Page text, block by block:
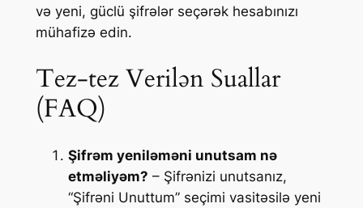
və yeni, güclü şifrələr seçərək hesabınızı
mühafizə edin.
Tez-tez Verilən Suallar
(FAQ)
Şifrəm yeniləməni unutsam nə
etməliyəm? – Şifrənizi unutsanız,
“Şifrəni Unuttum” seçimi vasitəsilə yeni